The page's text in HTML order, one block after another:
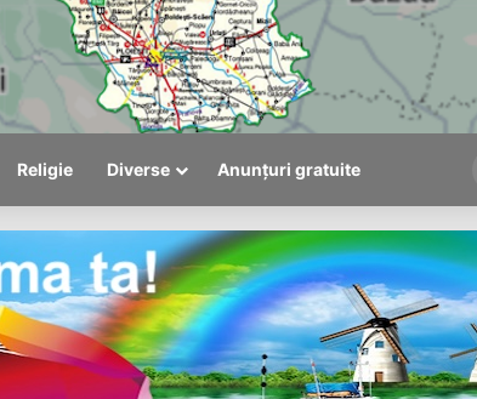
Religie Diverse Anunțuri gratuite